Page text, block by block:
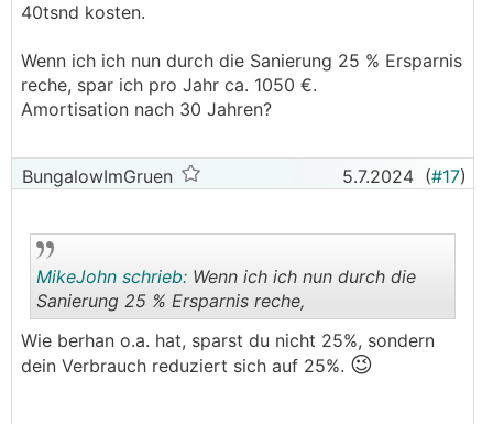
40tsnd kosten.
Wenn ich ich nun durch die Sanierung 25 % Ersparnis
reche, spar ich pro Jahr ca. 1050 €.
Amortisation nach 30 Jahren?
BungalowImGruen 5.7.2024 (#17)
..
MikeJohn schrieb: Wenn ich ich nun durch die
Sanierung 25 % Ersparnis reche,
Wie berhan o.a. hat, sparst du nicht 25%, sondern
dein Verbrauch reduziert sich auf 25%. 😉